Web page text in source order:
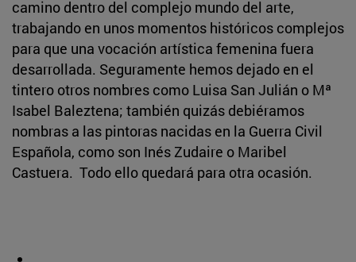
camino dentro del complejo mundo del arte,
trabajando en unos momentos históricos complejos
para que una vocación artística femenina fuera
desarrollada. Seguramente hemos dejado en el
tintero otros nombres como Luisa San Julián o Mª
Isabel Baleztena; también quizás debiéramos
nombras a las pintoras nacidas en la Guerra Civil
Española, como son Inés Zudaire o Maribel
Castuera. Todo ello quedará para otra ocasión.